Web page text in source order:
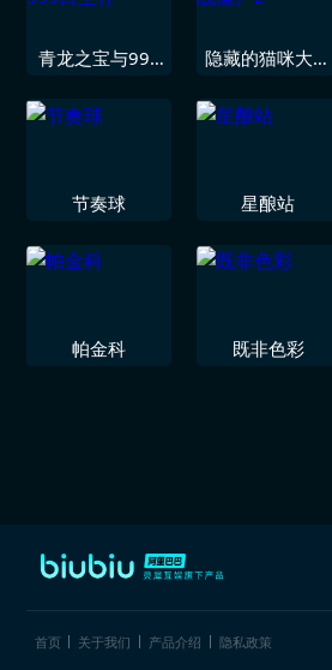
青龙之宝与999
隐藏的猫咪大战
节奏球 星酿站
帕金科 既非色彩
首页 关于我们 产品介绍 隐私政策